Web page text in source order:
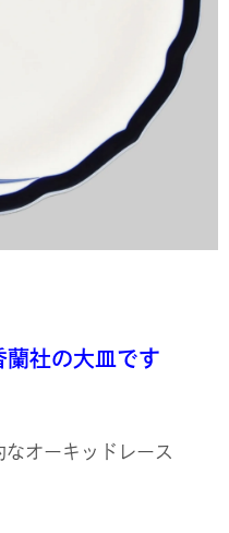
社の大皿です
オーキッドレース